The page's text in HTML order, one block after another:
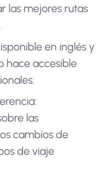
las mejores rutas
en inglés y
hace accesible
las
cambios de
de viaje